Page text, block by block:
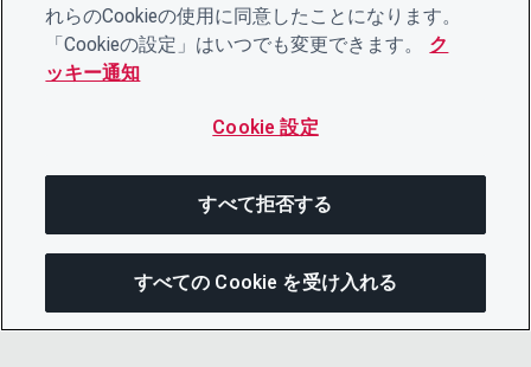
このページを共有 メニューを開
れらのCookieの使用に同意したことになります。
「Cookieの設定」はいつでも変更できます。
ク
ッキー通知
Cookie 設定
すべて拒否する
すべての Cookie を受け入れる